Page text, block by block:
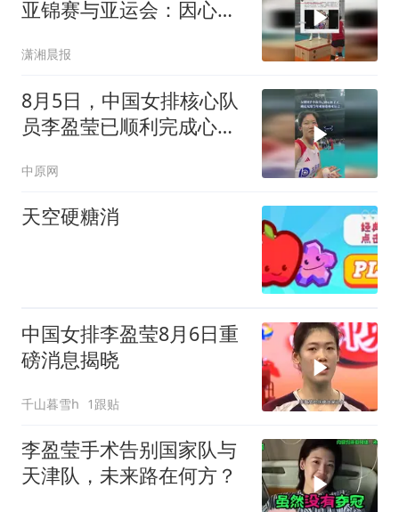
亚锦赛与亚运会：因心脏
院回家休养
潇湘晨报
8月5日，中国女排核心队
员李盈莹已顺利完成心脏
赛与亚运会
中原网
天空硬糖消
中国女排李盈莹8月6日重
磅消息揭晓
千山暮雪h 1跟贴
李盈莹手术告别国家队与
天津队，未来路在何方？